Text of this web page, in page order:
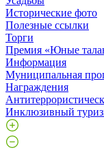
Исторические фото
Полезные ссылки
Торги
Премия «Юные
Информация
Муниципальная
Награждения
Инклюзивный